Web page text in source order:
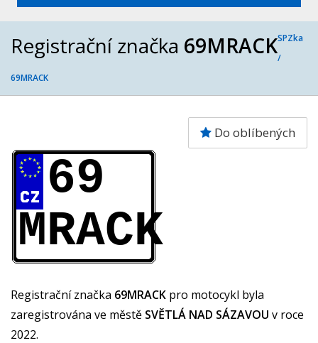
Registrační značka 69MRACKSPZka
/
69MRACK
Do oblíbených
69
MRACK
Registrační značka 69MRACK pro motocykl byla
zaregistrována ve městě SVĚTLÁ NAD SÁZAVOU v roce
2022.